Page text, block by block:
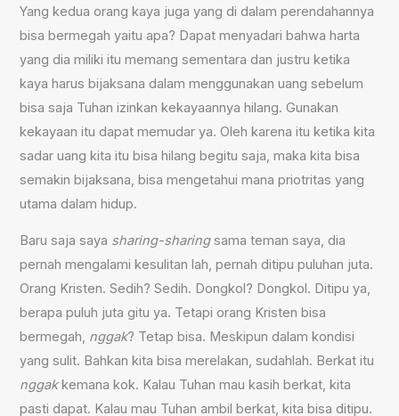
Yang kedua orang kaya juga yang di dalam perendahannya
bisa bermegah yaitu apa? Dapat menyadari bahwa harta
yang dia miliki itu memang sementara dan justru ketika
kaya harus bijaksana dalam menggunakan uang sebelum
bisa saja Tuhan izinkan kekayaannya hilang. Gunakan
kekayaan itu dapat memudar ya. Oleh karena itu ketika kita
sadar uang kita itu bisa hilang begitu saja, maka kita bisa
semakin bijaksana, bisa mengetahui mana priotritas yang
utama dalam hidup.
Baru saja saya sharing-sharingsama teman saya, dia
pernah mengalami kesulitan lah, pernah ditipu puluhan juta.
Orang Kristen. Sedih? Sedih. Dongkol? Dongkol. Ditipu ya,
berapa puluh juta gitu ya. Tetapi orang Kristen bisa
bermegah, nggak? Tetap bisa. Meskipun dalam kondisi
yang sulit. Bahkan kita bisa merelakan, sudahlah. Berkat itu
nggakkemana kok. Kalau Tuhan mau kasih berkat, kita
pasti dapat. Kalau mau Tuhan ambil berkat, kita bisa ditipu.